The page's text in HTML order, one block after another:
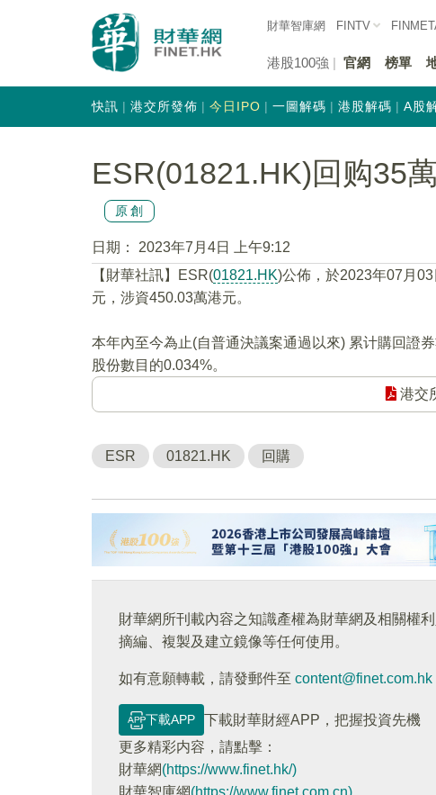
財華智庫網 FINTV
港股100強 官網 榜單
快訊 港交所發佈 今日IPO 一圖解碼 港股解碼 A股
ESR(01821.HK)回购35
原創
日期：
2023年7月4日 上午9:12
【財華社訊】ESR(01821.HK)公佈，於2023年07月
元，涉資450.03萬港元。
本年內至今為止(自普通決議案通過以來) 累计購回證
股份數目的0.034%。
港交
ESR 01821.HK 回購
財華網所刊載內容之知識產權為財華網及相關權
摘編、複製及建立鏡像等任何使用。
如有意願轉載，請發郵件至 content@finet.com.hk
下載APP
下載財華財經APP，把握投資先機
更多精彩内容，請點擊：
財華網(https://www.finet.hk/)
財華智庫網(https://www.finet.com.cn)